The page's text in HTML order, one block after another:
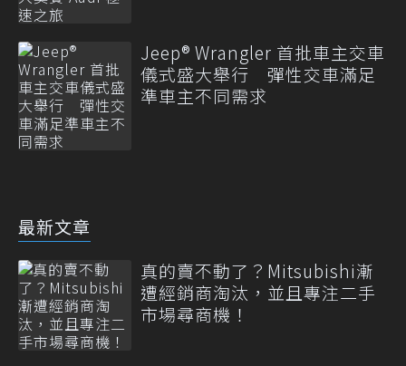
Jeep® Wrangler 首批車主交車
儀式盛大舉行 彈性交車滿足
準車主不同需求
最新文章
真的賣不動了？Mitsubishi漸
遭經銷商淘汰，並且專注二手
市場尋商機！